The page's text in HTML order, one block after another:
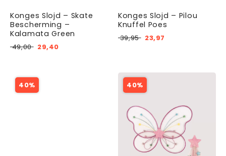
Konges Slojd – Skate
Bescherming –
Kalamata Green
49,00 29,40
Konges Slojd – Pilou
Knuffel Poes
39,95 23,97
40% 40%